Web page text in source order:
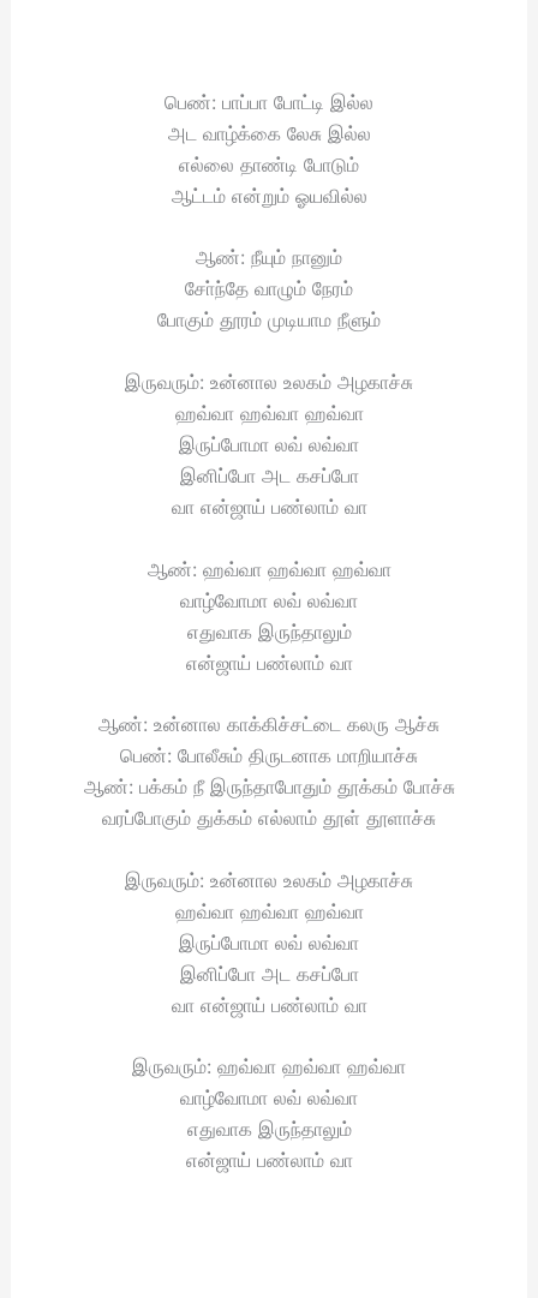
பெண்: பாப்பா போட்டி இல்ல
அட வாழ்க்கை லேசு இல்ல
எல்லை தாண்டி போடும்
ஆட்டம் என்றும் ஓயவில்ல
ஆண்: நீயும் நானும்
சோ்ந்தே வாழும் நேரம்
போகும் தூரம் முடியாம நீளும்
இருவரும்: உன்னால உலகம் அழகாச்சு
ஹவ்வா ஹவ்வா ஹவ்வா
இருப்போமா லவ் லவ்வா
இனிப்போ அட கசப்போ
வா என்ஜாய் பண்லாம் வா
ஆண்: ஹவ்வா ஹவ்வா ஹவ்வா
வாழ்வோமா லவ் லவ்வா
எதுவாக இருந்தாலும்
என்ஜாய் பண்லாம் வா
ஆண்: உன்னால காக்கிச்சட்டை கலரு ஆச்சு
பெண்: போலீசும் திருடனாக மாறியாச்சு
ஆண்: பக்கம் நீ இருந்தாபோதும் தூக்கம் போச்சு
வரப்போகும் துக்கம் எல்லாம் தூள் தூளாச்சு
இருவரும்: உன்னால உலகம் அழகாச்சு
ஹவ்வா ஹவ்வா ஹவ்வா
இருப்போமா லவ் லவ்வா
இனிப்போ அட கசப்போ
வா என்ஜாய் பண்லாம் வா
இருவரும்: ஹவ்வா ஹவ்வா ஹவ்வா
வாழ்வோமா லவ் லவ்வா
எதுவாக இருந்தாலும்
என்ஜாய் பண்லாம் வா